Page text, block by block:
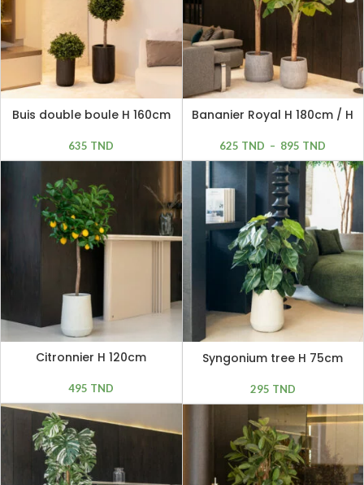
Buis double boule H 160cm
635 TND
Bananier Royal H 180cm / H
625 TND – 895 TND
Citronnier H 120cm
495 TND
Syngonium tree H 75cm
295 TND